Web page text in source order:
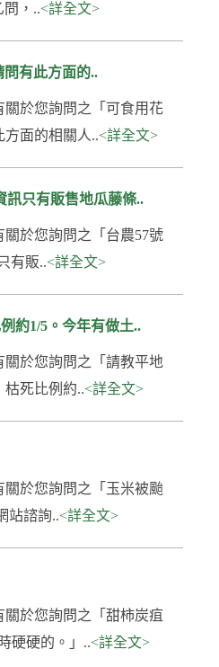
問，..<詳全文>
問有此方面的..
關於您詢問之「可食用花
面的相關人..<詳全文>
訊只有販售地瓜藤條..
於您詢問之「台農57號
有販..<詳全文>
約1/5。今年有做土..
關於您詢問之「請教平地
枯死比例約..<詳全文>
關於您詢問之「玉米被颱
站諮詢..<詳全文>
關於您詢問之「甜柿炭疽
硬硬的。」..<詳全文>